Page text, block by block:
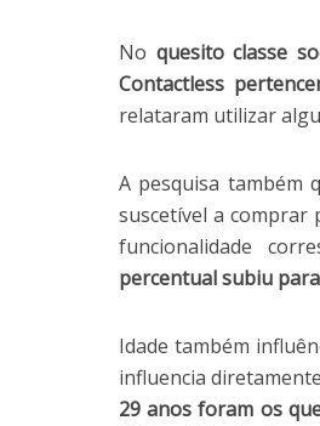
No quesito classe
Contactless
relataram utilizar
A pesquisa também
suscetível a comprar
funcionalidade
percentual subiu para
Idade também
influencia
29 anos foram os